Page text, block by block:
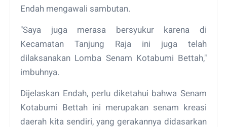
Endah mengawali sambutan.
"Saya juga merasa bersyukur karena di
Kecamatan Tanjung Raja ini juga telah
dilaksanakan Lomba Senam Kotabumi Bettah,"
imbuhnya.
Dijelaskan Endah, perlu diketahui bahwa Senam
Kotabumi Bettah ini merupakan senam kreasi
daerah kita sendiri, yang gerakannya didasarkan